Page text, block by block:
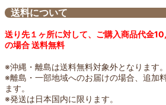
送料について
送り先１ヶ所に対して、ご購入商品代金
の場合 送料無料
※沖縄・離島は送料無料対象外となります。
※離島・一部地域へのお届けの場合、追加
ます。
※発送は日本国内に限ります。